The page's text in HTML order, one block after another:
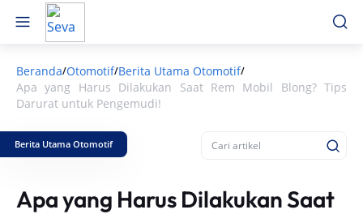
Beranda/Otomotif/Berita Utama Otomotif/
Apa yang Harus Dilakukan Saat Rem Mobil Blong? Tips
Darurat untuk Pengemudi!
Berita Utama Otomotif
Apa yang Harus Dilakukan Saat